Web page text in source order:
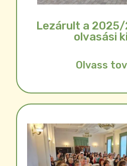
Lezárult a 2025/
olvasási
Olvass